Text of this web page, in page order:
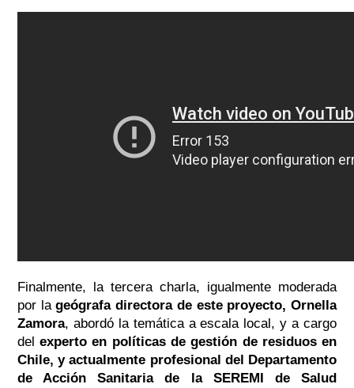
Finalmente, la tercera charla, igualmente moderada
por lageógrafa directora de este proyecto, Ornella
Zamora, abordó la temática a escala local, y a cargo
delexperto en políticas de gestión de residuos en
Chile, y actualmente profesional del Departamento
de Acción Sanitaria de la SEREMI de Salud